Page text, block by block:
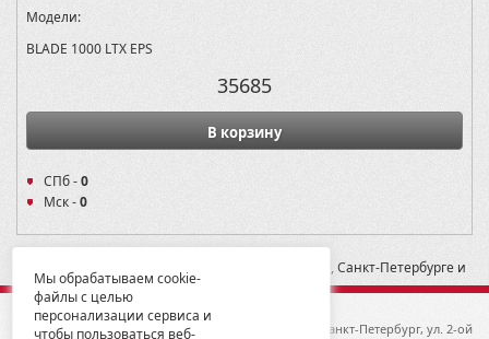
Модели:
BLADE 1000 LTX EPS
35685
В корзину
СПб -0
Мск -0
* -- Рекомендованная розничная цена в Москве, Санкт-Петербурге и
Екатеринбурге
© 2012-2026 ГК Металлопродукция
192019, Санкт-Петербург, ул. 2-ой
Мы обрабатываем cookie-
файлы с целью
персонализации сервиса и
чтобы пользоваться веб-